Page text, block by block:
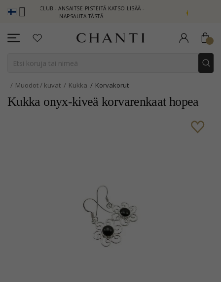
CLUB - ANSAITSE PISTEITÄ KATSO LISÄÄ -
NAPSAUTA TÄSTÄ
NEW COLLECTION |
Muodot / kuvat Kukka Korvakorut
Kukka onyx-kiveä korvarenkaat hopea